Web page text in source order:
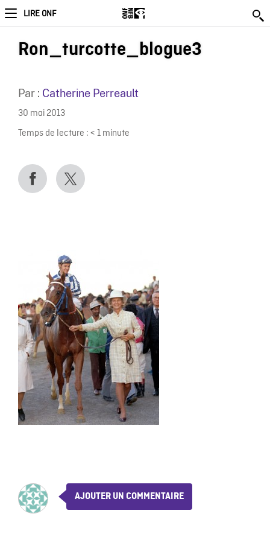
LIRE ONF
Ron_turcotte_blogue3
Par : Catherine Perreault
30 mai 2013
Temps de lecture : < 1 minute
AJOUTER UN COMMENTAIRE